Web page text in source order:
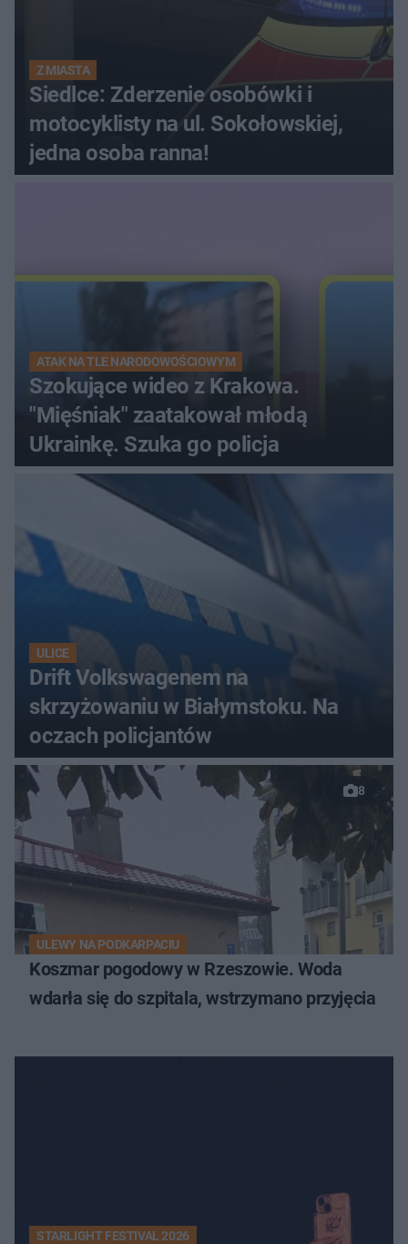
Z MIASTA
Siedlce: Zderzenie osobówki i
motocyklisty na ul. Sokołowskiej,
jedna osoba ranna!
ATAK NA TLE NARODOWOŚCIOWYM
Szokujące wideo z Krakowa.
"Mięśniak" zaatakował młodą
Ukrainkę. Szuka go policja
ULICE
Drift Volkswagenem na
skrzyżowaniu w Białymstoku. Na
oczach policjantów
8
ULEWY NA PODKARPACIU
Koszmar pogodowy w Rzeszowie. Woda
wdarła się do szpitala, wstrzymano przyjęcia
STARLIGHT FESTIVAL 2026